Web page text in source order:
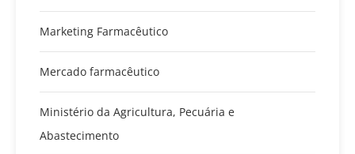
Marketing Farmacêutico
Mercado farmacêutico
Ministério da Agricultura, Pecuária e
Abastecimento